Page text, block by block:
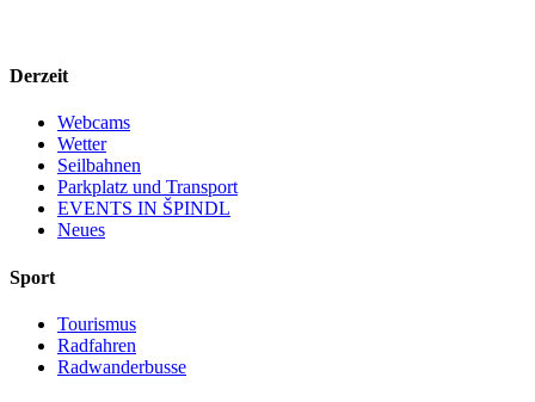
Derzeit
Webcams
Wetter
Seilbahnen
Parkplatz und Transport
EVENTS IN ŠPINDL
Neues
Sport
Tourismus
Radfahren
Radwanderbusse